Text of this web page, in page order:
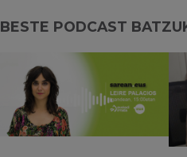
BESTE PODCAST